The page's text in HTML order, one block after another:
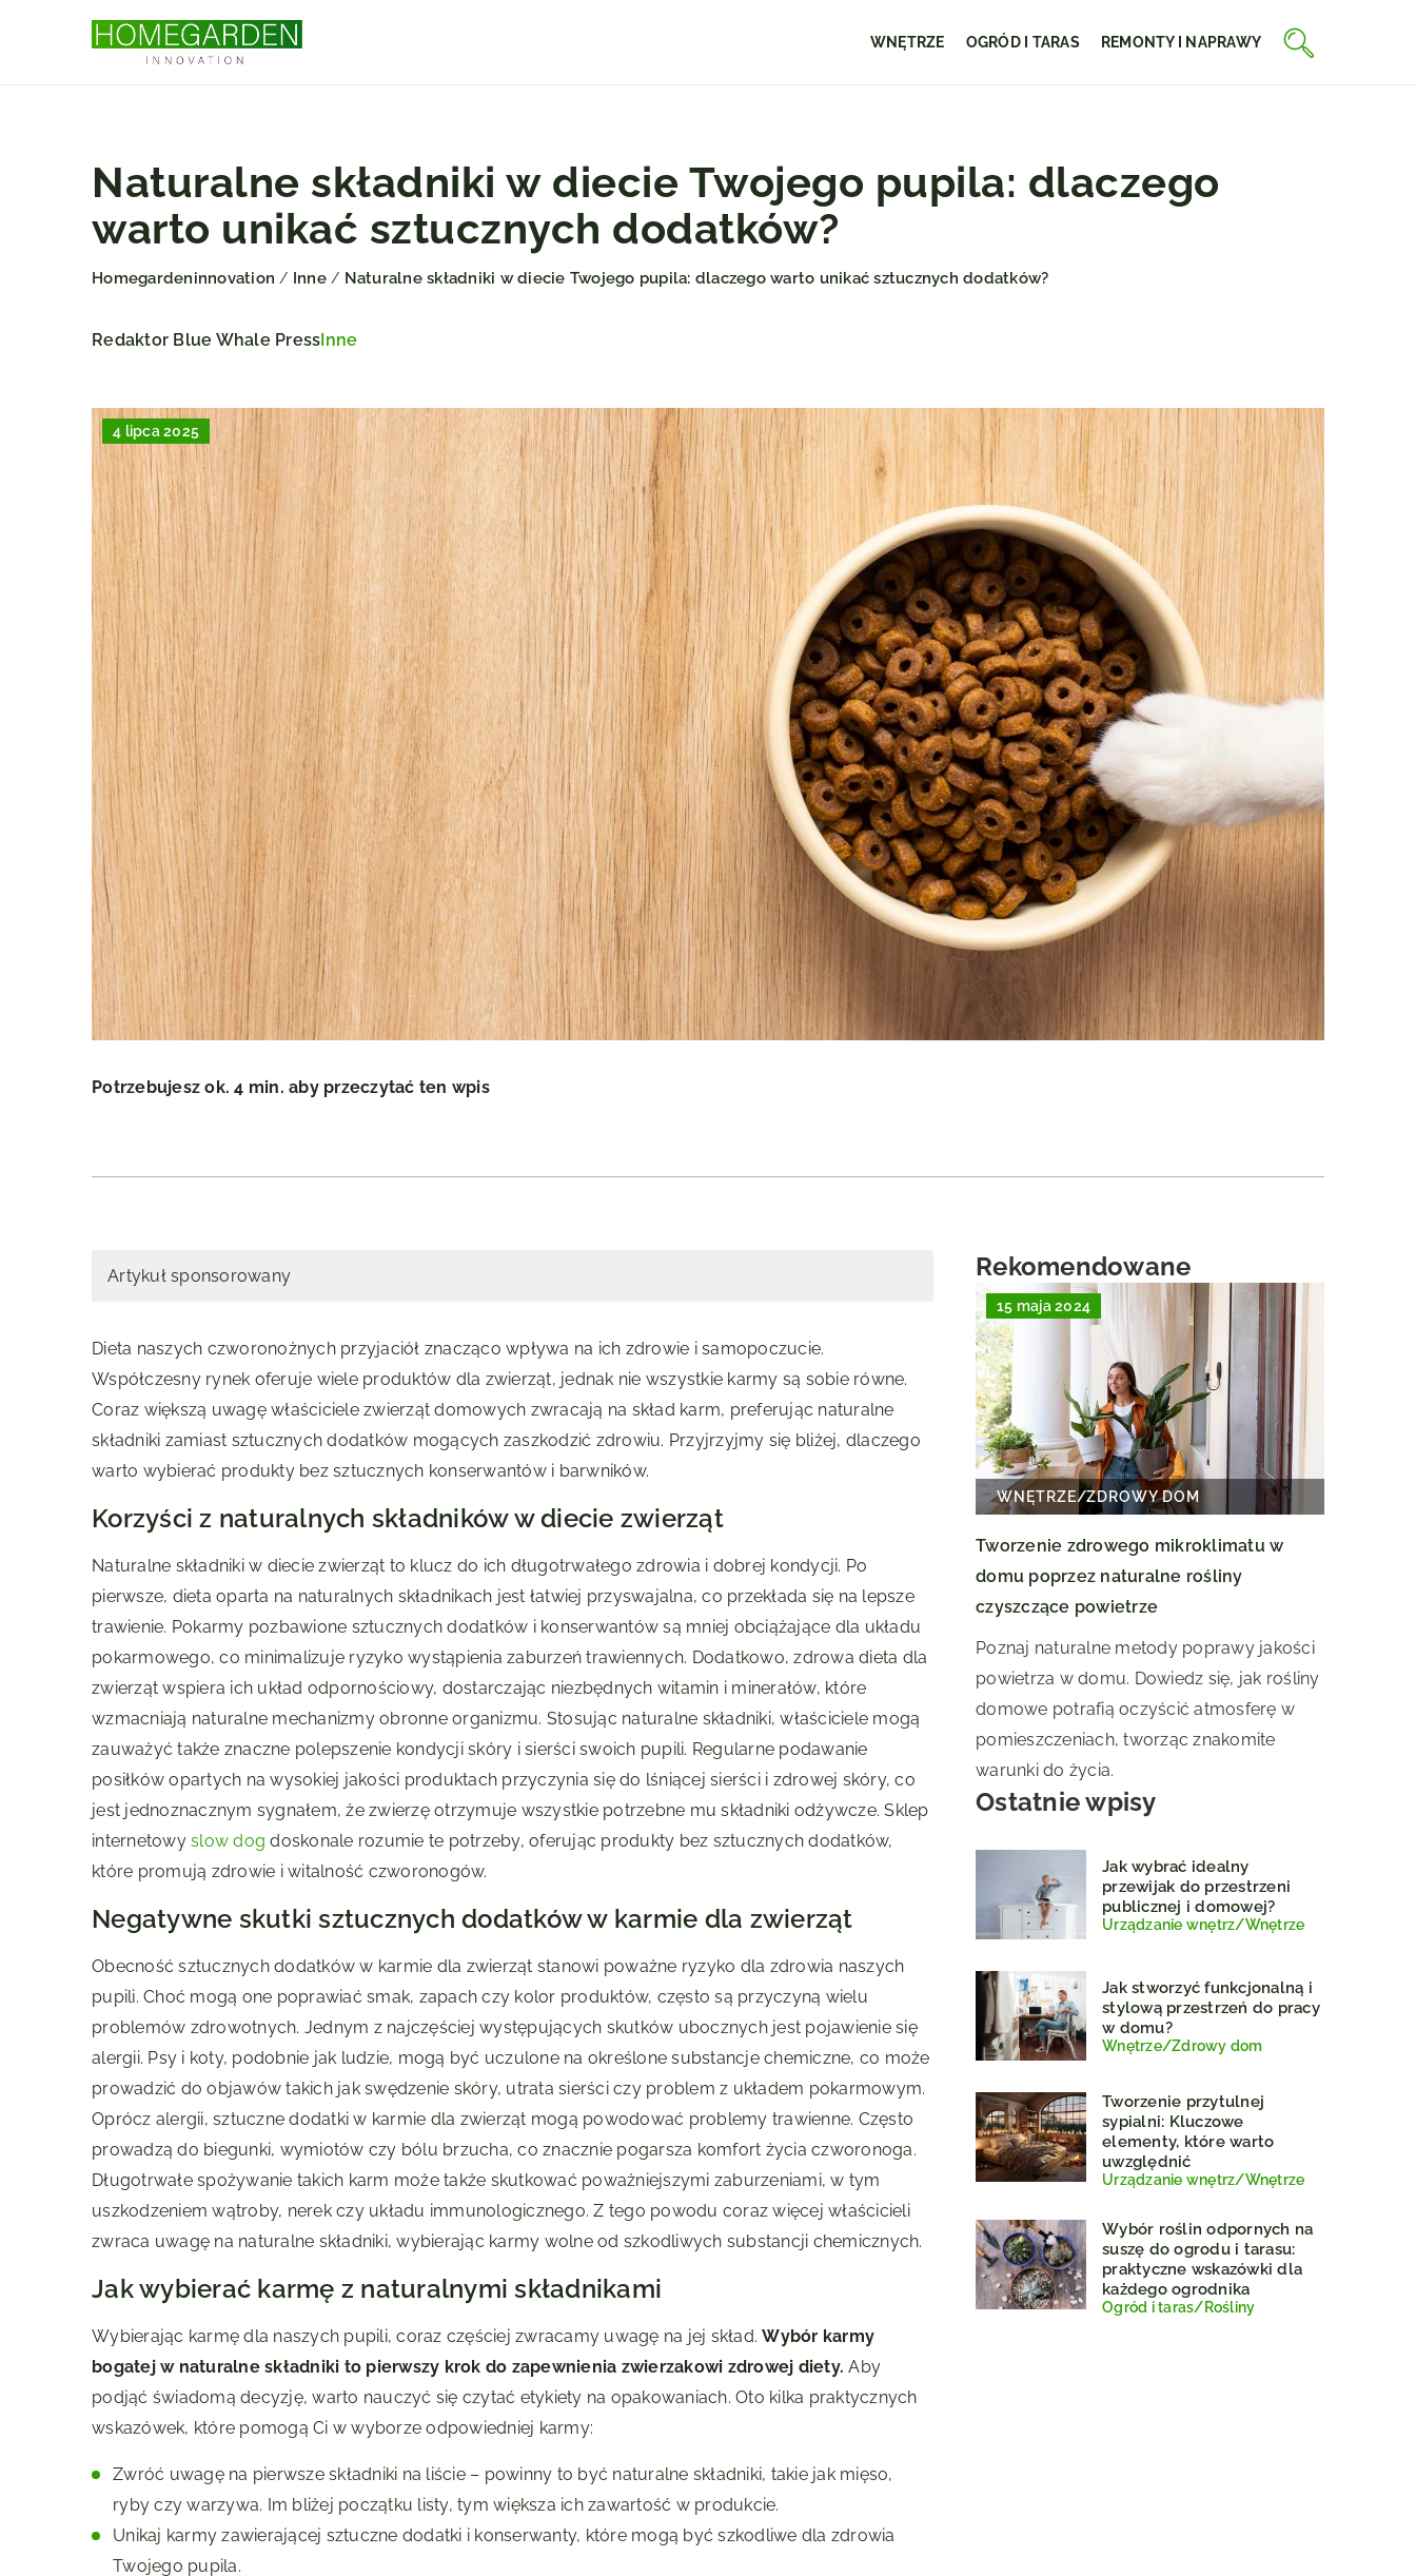
WNĘTRZE OGRÓD I TARAS REMONTY I NAPRAWY
Naturalne składniki w diecie Twojego pupila: dlaczego
warto unikać sztucznych dodatków?
Homegardeninnovation / Inne/ Naturalne składniki w diecie Twojego pupila: dlaczego warto unikać sztucznych dodatków?
Redaktor Blue Whale PressInne
4 lipca 2025
Potrzebujesz ok. 4 min. aby przeczytać ten wpis
Artykuł sponsorowany
Dieta naszych czworonożnych przyjaciół znacząco wpływa na ich zdrowie i samopoczucie.
Współczesny rynek oferuje wiele produktów dla zwierząt, jednak nie wszystkie karmy są sobie równe.
Coraz większą uwagę właściciele zwierząt domowych zwracają na skład karm, preferując naturalne
składniki zamiast sztucznych dodatków mogących zaszkodzić zdrowiu. Przyjrzyjmy się bliżej, dlaczego
warto wybierać produkty bez sztucznych konserwantów i barwników.
Korzyści z naturalnych składników w diecie zwierząt
Naturalne składniki w diecie zwierząt to klucz do ich długotrwałego zdrowia i dobrej kondycji. Po
pierwsze, dieta oparta na naturalnych składnikach jest łatwiej przyswajalna, co przekłada się na lepsze
trawienie. Pokarmy pozbawione sztucznych dodatków i konserwantów są mniej obciążające dla układu
pokarmowego, co minimalizuje ryzyko wystąpienia zaburzeń trawiennych. Dodatkowo, zdrowa dieta dla
zwierząt wspiera ich układ odpornościowy, dostarczając niezbędnych witamin i minerałów, które
wzmacniają naturalne mechanizmy obronne organizmu. Stosując naturalne składniki, właściciele mogą
zauważyć także znaczne polepszenie kondycji skóry i sierści swoich pupili. Regularne podawanie
posiłków opartych na wysokiej jakości produktach przyczynia się do lśniącej sierści i zdrowej skóry, co
jest jednoznacznym sygnałem, że zwierzę otrzymuje wszystkie potrzebne mu składniki odżywcze. Sklep
internetowy slow dog doskonale rozumie te potrzeby, oferując produkty bez sztucznych dodatków,
które promują zdrowie i witalność czworonogów.
Negatywne skutki sztucznych dodatków w karmie dla zwierząt
Obecność sztucznych dodatków w karmie dla zwierząt stanowi poważne ryzyko dla zdrowia naszych
pupili. Choć mogą one poprawiać smak, zapach czy kolor produktów, często są przyczyną wielu
problemów zdrowotnych. Jednym z najczęściej występujących skutków ubocznych jest pojawienie się
alergii. Psy i koty, podobnie jak ludzie, mogą być uczulone na określone substancje chemiczne, co może
prowadzić do objawów takich jak swędzenie skóry, utrata sierści czy problem z układem pokarmowym.
Oprócz alergii, sztuczne dodatki w karmie dla zwierząt mogą powodować problemy trawienne. Często
prowadzą do biegunki, wymiotów czy bólu brzucha, co znacznie pogarsza komfort życia czworonoga.
Długotrwałe spożywanie takich karm może także skutkować poważniejszymi zaburzeniami, w tym
uszkodzeniem wątroby, nerek czy układu immunologicznego. Z tego powodu coraz więcej właścicieli
zwraca uwagę na naturalne składniki, wybierając karmy wolne od szkodliwych substancji chemicznych.
Jak wybierać karmę z naturalnymi składnikami
Wybierając karmę dla naszych pupili, coraz częściej zwracamy uwagę na jej skład.Wybór karmy
bogatej w naturalne składniki to pierwszy krok do zapewnienia zwierzakowi zdrowej diety. Aby
podjąć świadomą decyzję, warto nauczyć się czytać etykiety na opakowaniach. Oto kilka praktycznych
wskazówek, które pomogą Ci w wyborze odpowiedniej karmy:
Zwróć uwagę na pierwsze składniki na liście – powinny to być naturalne składniki, takie jak mięso,
ryby czy warzywa. Im bliżej początku listy, tym większa ich zawartość w produkcie.
Unikaj karmy zawierającej sztuczne dodatki i konserwanty, które mogą być szkodliwe dla zdrowia
Twojego pupila.
Rekomendowane
15 maja 2024
WNĘTRZE/ZDROWY DOM
Tworzenie zdrowego mikroklimatu w
domu poprzez naturalne rośliny
czyszczące powietrze
Poznaj naturalne metody poprawy jakości
powietrza w domu. Dowiedz się, jak rośliny
domowe potrafią oczyścić atmosferę w
pomieszczeniach, tworząc znakomite
warunki do życia.
Ostatnie wpisy
Jak wybrać idealny
przewijak do przestrzeni
publicznej i domowej?
Urządzanie wnętrz/Wnętrze
Jak stworzyć funkcjonalną i
stylową przestrzeń do pracy
w domu?
Wnętrze/Zdrowy dom
Tworzenie przytulnej
sypialni: Kluczowe
elementy, które warto
uwzględnić
Urządzanie wnętrz/Wnętrze
Wybór roślin odpornych na
suszę do ogrodu i tarasu:
praktyczne wskazówki dla
każdego ogrodnika
Ogród i taras/Rośliny